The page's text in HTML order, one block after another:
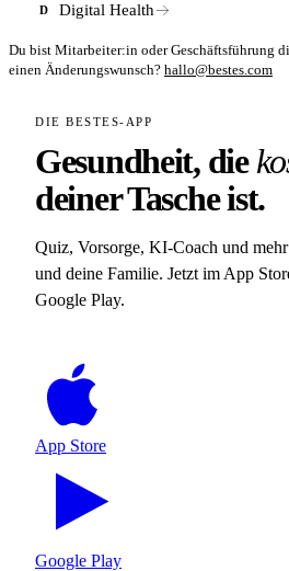
D Digital Health
Du bist Mitarbeiter:in oder Geschäftsführung
einen Änderungswunsch? hallo@bestes.com
DIE BESTES-APP
Gesundheit, die
deiner Tasche ist.
Quiz, Vorsorge, KI-Coach und
und deine Familie. Jetzt im App
Google Play.
App Store
Google Play